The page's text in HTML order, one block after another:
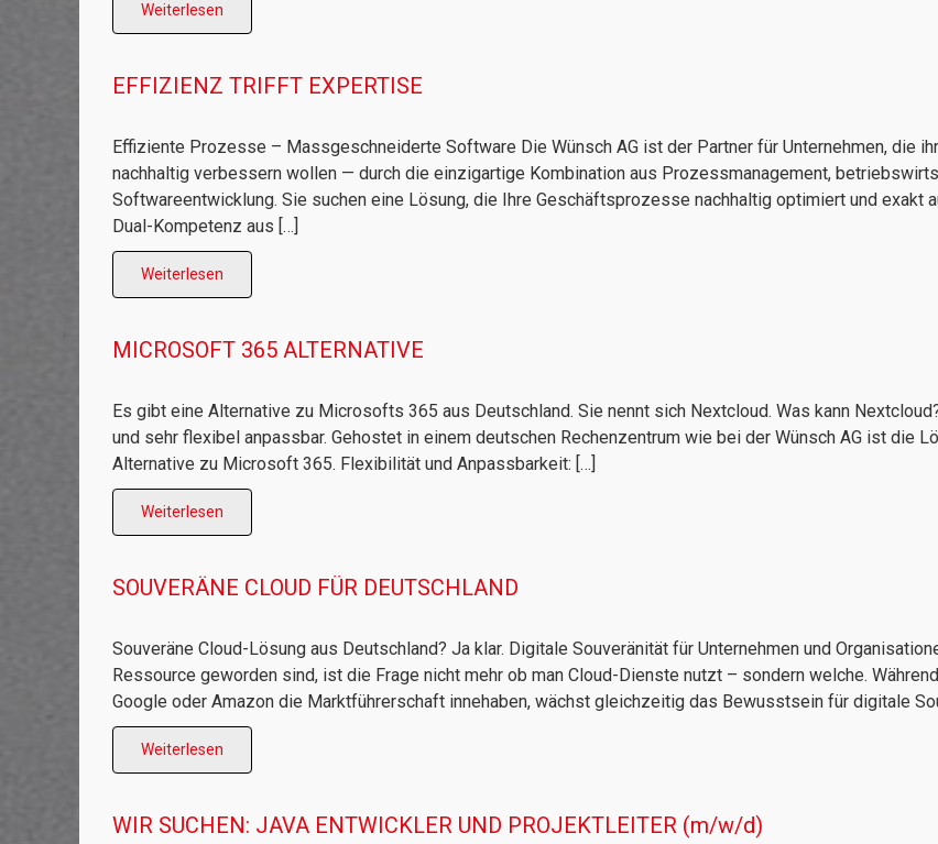
Weiterlesen
EFFIZIENZ TRIFFT EXPERTISE
Effiziente Prozesse – Massgeschneiderte Software Die Wünsch AG ist der Partner für Unternehmen, die
nachhaltig verbessern wollen — durch die einzigartige Kombination aus Prozessmanagement,
Softwareentwicklung. Sie suchen eine Lösung, die Ihre Geschäftsprozesse nachhaltig optimiert und exakt
Dual-Kompetenz aus […]
Weiterlesen
MICROSOFT 365 ALTERNATIVE
Es gibt eine Alternative zu Microsofts 365 aus Deutschland. Sie nennt sich Nextcloud. Was kann
und sehr flexibel anpassbar. Gehostet in einem deutschen Rechenzentrum wie bei der Wünsch AG ist die
Alternative zu Microsoft 365. Flexibilität und Anpassbarkeit: […]
Weiterlesen
SOUVERÄNE CLOUD FÜR DEUTSCHLAND
Souveräne Cloud-Lösung aus Deutschland? Ja klar. Digitale Souveränität für Unternehmen und
Ressource geworden sind, ist die Frage nicht mehr ob man Cloud-Dienste nutzt – sondern welche.
Google oder Amazon die Marktführerschaft innehaben, wächst gleichzeitig das Bewusstsein für digitale
Weiterlesen
WIR SUCHEN: JAVA ENTWICKLER UND PROJEKTLEITER (m/w/d)